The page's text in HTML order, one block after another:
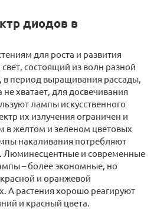
диодов в
для роста и развития
состоящий из волн разной
в период выращивания рассады,
не хватает, для досвечивания
лампы искусственного
их излучения ограничен и
в желтом и зеленом цветовых
накаливания потребляют
Люминесцентные и современные
– более экономные, но
и оранжевой
А растения хорошо реагируют
и красный цвета.